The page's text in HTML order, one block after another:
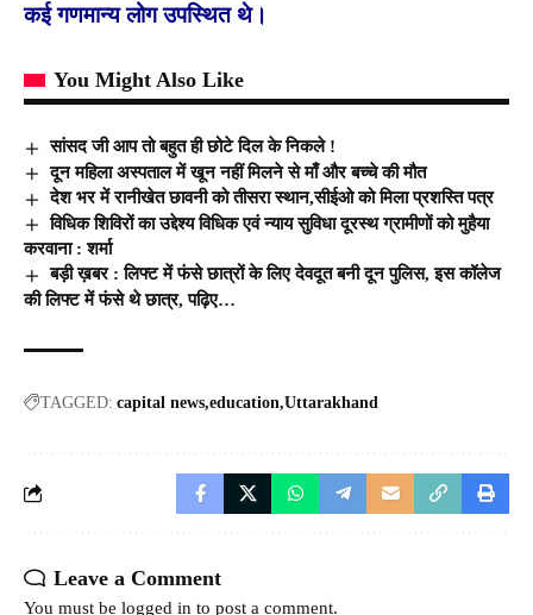
कई गणमान्य लोग उपस्थित थे।
You Might Also Like
सांसद जी आप तो बहुत ही छोटे दिल के निकले !
दून महिला अस्पताल में खून नहीं मिलने से माँ और बच्चे की मौत
देश भर में रानीखेत छावनी को तीसरा स्थान,सीईओ को मिला प्रशस्ति पत्र
विधिक शिविरों का उद्देश्य विधिक एवं न्याय सुविधा दूरस्थ ग्रामीणों को मुहैया
करवाना : शर्मा
बड़ी ख़बर : लिफ्ट में फंसे छात्रों के लिए देवदूत बनी दून पुलिस, इस कॉलेज
की लिफ्ट में फंसे थे छात्र, पढ़िए…
TAGGED: capital news education Uttarakhand
Leave a Comment
You must be logged in to post a comment.